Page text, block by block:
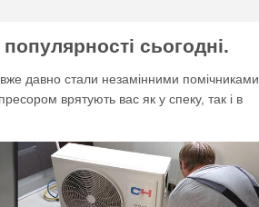
сьогодні.
давно стали незамінними помічниками
врятують вас як у спеку, так і в